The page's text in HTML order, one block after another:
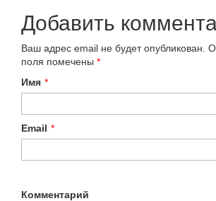
Добавить
Ваш адрес email не будет опубликован.
поля помечены *
Имя *
Email *
Комментарий